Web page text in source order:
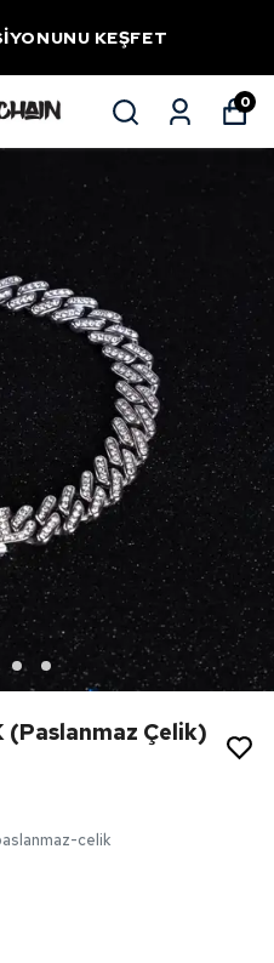
KEŞFET
0
(Paslanmaz Çelik)
celik